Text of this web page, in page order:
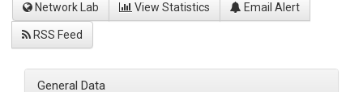
Network Lab View Statistics Email Alert
RSS Feed
General Data